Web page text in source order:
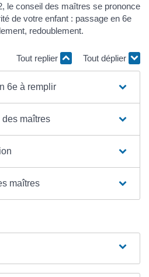
le conseil des maîtres se prononce
de votre enfant : passage en 6e
redoublement.
Tout replier Tout déplier
6e à remplir
maîtres
maîtres